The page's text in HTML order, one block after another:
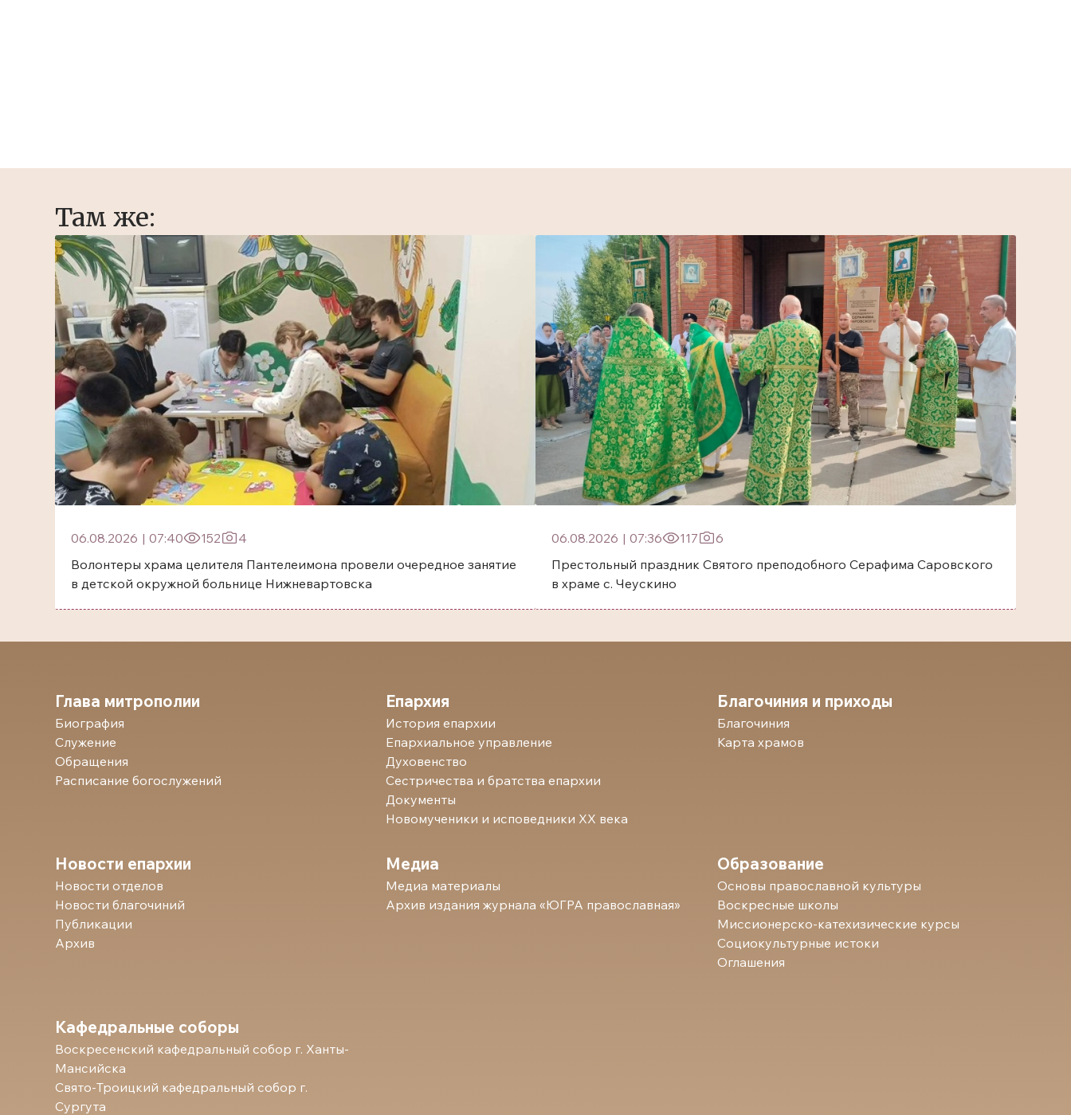
Там же:
06.08.2026 | 07:40 152
4
Волонтеры храма целителя Пантелеимона провели очередное занятие
в детской окружной больнице Нижневартовска
06.08.2026 | 07:36 117
6
Престольный праздник Святого преподобного Серафима Саровского
в храме с. Чеускино
Глава митрополии
Биография
Служение
Обращения
Расписание богослужений
Епархия
История епархии
Епархиальное управление
Духовенство
Сестричества и братства епархии
Документы
Новомученики и исповедники ХХ века
Благочиния и приходы
Благочиния
Карта храмов
Новости епархии
Новости отделов
Новости благочиний
Публикации
Архив
Медиа
Медиа материалы
Архив издания журнала «ЮГРА православная»
Образование
Основы православной культуры
Воскресные школы
Миссионерско-катехизические курсы
Социокультурные истоки
Оглашения
Кафедральные соборы
Воскресенский кафедральный собор г. Ханты-
Мансийска
Свято-Троицкий кафедральный собор г.
Сургута